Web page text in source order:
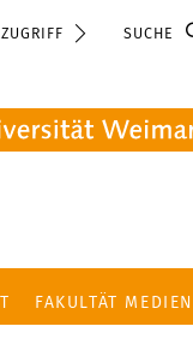
Suche
FAKULTÄT MEDIEN